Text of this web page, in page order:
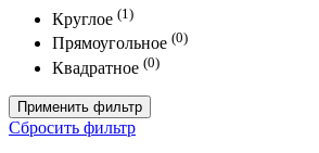
Круглое (1)
Прямоугольное (0)
Квадратное (0)
Применить фильтр
Сбросить фильтр